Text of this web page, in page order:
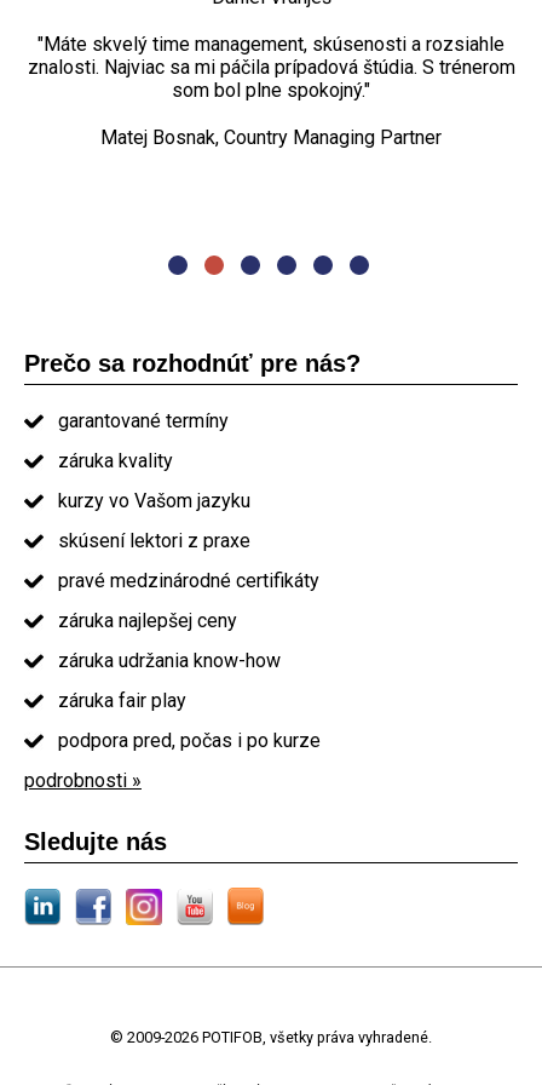
reálnych projektov vďaka skúsenostiam trénera.“
Petr Turovský, Project manager
„Najviac sa mi páčila organizácia kurzu. Naozaj dobré
"Máte skvelý time management, skúsenosti a rozsiahle
znalosti. Najviac sa mi páčila prípadová štúdia. S trénerom
som bol plne spokojný."
Matej Bosnak, Country Managing Partner
„Najviac sa mi páčili praktické cvičenia, diskusia. Kurz
projektového riadenia bol dostačujúci rozsahom aj
spôsobom, nemenila by som ho."
Oľga Pašmíková, project manager
Prečo sa rozhodnúť pre nás?
garantované termíny
záruka kvality
kurzy vo Vašom jazyku
skúsení lektori z praxe
pravé medzinárodné certifikáty
záruka najlepšej ceny
záruka udržania know-how
záruka fair play
podpora pred, počas i po kurze
podrobnosti »
Sledujte nás
© 2009-2026 POTIFOB, všetky práva vyhradené.